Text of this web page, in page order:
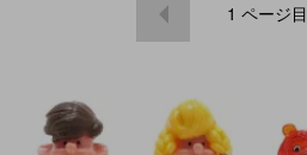
1 ページ目